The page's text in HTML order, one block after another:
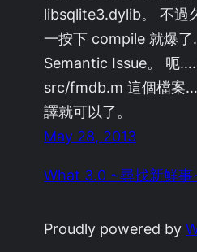
libsqlite3.dylib。 不過
一按下 compile 就爆
Semantic Issue。 呃
src/fmdb.m 這個檔案
譯就可以了。
May 28, 2013
What 3.0 ~尋找新鮮事
Proudly powered by